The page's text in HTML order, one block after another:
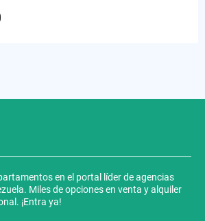
en el portal líder de agencias
Miles de opciones en venta y alquiler
¡Entra ya!